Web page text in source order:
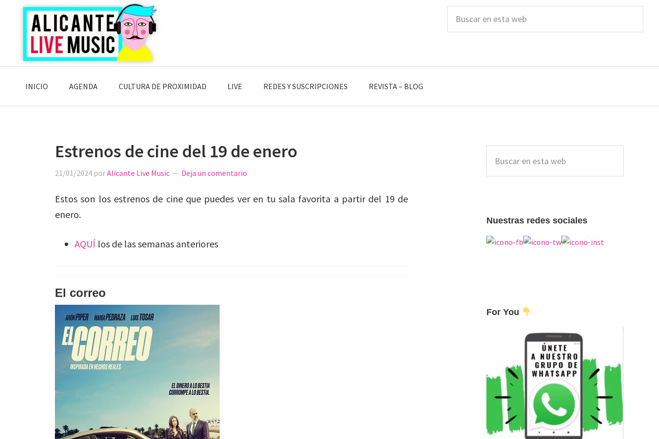
Saltar
navegación
principal
Saltar
contenido
principal
Saltar
lateral
principal
esta
INICIO AGENDA CULTURA DE PROXIMIDAD LIVE REDES Y SUSCRIPCIONES REVISTA – BLOG
Estrenos de cine del 19 de enero
21/01/2024 porAlicante Live Music Deja un comentario
Estos son los estrenos de cine que puedes ver en tu sala favorita a partir del 19 de
enero.
AQUÍ los de las semanas anteriores
El correo
lateral
principal
esta
Nuestras redes sociales
For You